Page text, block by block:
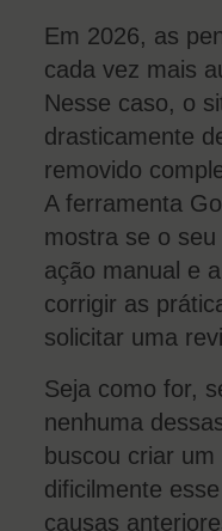
Em 2026, as
cada vez mais
Nesse caso, o
drasticamente
removido
A ferramenta
mostra se o
ação manual e
corrigir as
solicitar uma
Seja como for,
nenhuma
buscou criar
dificilmente
causas